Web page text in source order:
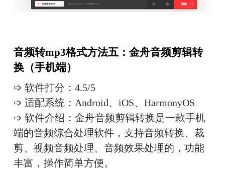
音频转mp3格式方法五：金舟音频剪辑转
换（手机端）
➩ 软件打分：4.5/5
➩ 适配系统：Android、iOS、HarmonyOS
➩ 软件介绍：金舟音频剪辑转换是一款手机
端的音频综合处理软件，支持音频转换、裁
剪、视频音频处理、音频效果处理的，功能
丰富，操作简单方便。